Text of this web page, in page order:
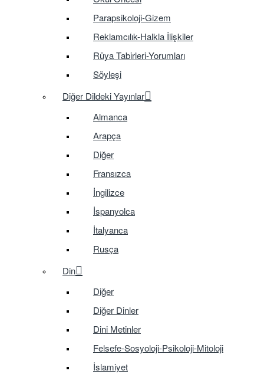
Parapsikoloji-Gizem
Reklamcılık-Halkla İlişkiler
Rüya Tabirleri-Yorumları
Söyleşi
Diğer Dildeki Yayınlar
Almanca
Arapça
Diğer
Fransızca
İngilizce
İspanyolca
İtalyanca
Rusça
Din
Diğer
Diğer Dinler
Dini Metinler
Felsefe-Sosyoloji-Psikoloji-Mitoloji
İslamiyet